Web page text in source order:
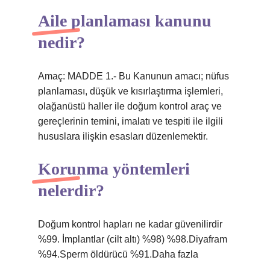
Aile planlaması kanunu
nedir?
Amaç: MADDE 1.- Bu Kanunun amacı; nüfus
planlaması, düşük ve kısırlaştırma işlemleri,
olağanüstü haller ile doğum kontrol araç ve
gereçlerinin temini, imalatı ve tespiti ile ilgili
hususlara ilişkin esasları düzenlemektir.
Korunma yöntemleri
nelerdir?
Doğum kontrol hapları ne kadar güvenilirdir
%99. İmplantlar (cilt altı) %98) %98.Diyafram
%94.Sperm öldürücü %91.Daha fazla